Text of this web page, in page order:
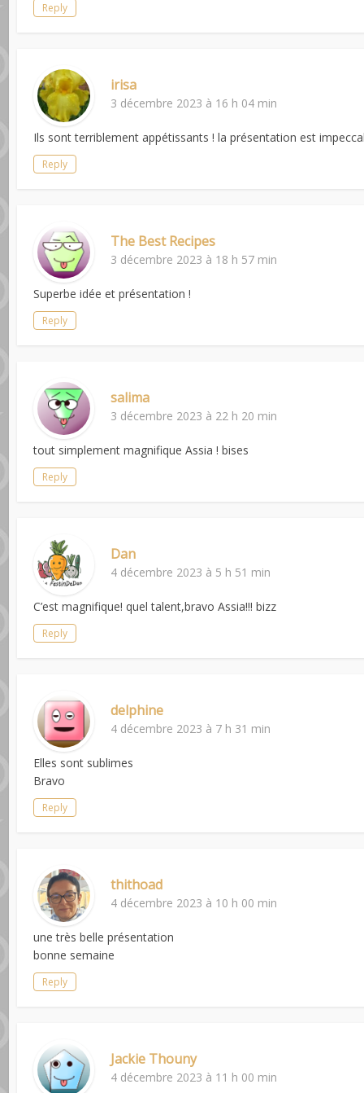
Reply
irisa
3 décembre 2023 à 16 h 04 min
Ils sont terriblement appétissants ! la présentation est
Reply
The Best Recipes
3 décembre 2023 à 18 h 57 min
Superbe idée et présentation !
Reply
salima
3 décembre 2023 à 22 h 20 min
tout simplement magnifique Assia ! bises
Reply
Dan
4 décembre 2023 à 5 h 51 min
C’est magnifique! quel talent,bravo Assia!!! bizz
Reply
delphine
4 décembre 2023 à 7 h 31 min
Elles sont sublimes
Bravo
Reply
thithoad
4 décembre 2023 à 10 h 00 min
une très belle présentation
bonne semaine
Reply
Jackie Thouny
4 décembre 2023 à 11 h 00 min